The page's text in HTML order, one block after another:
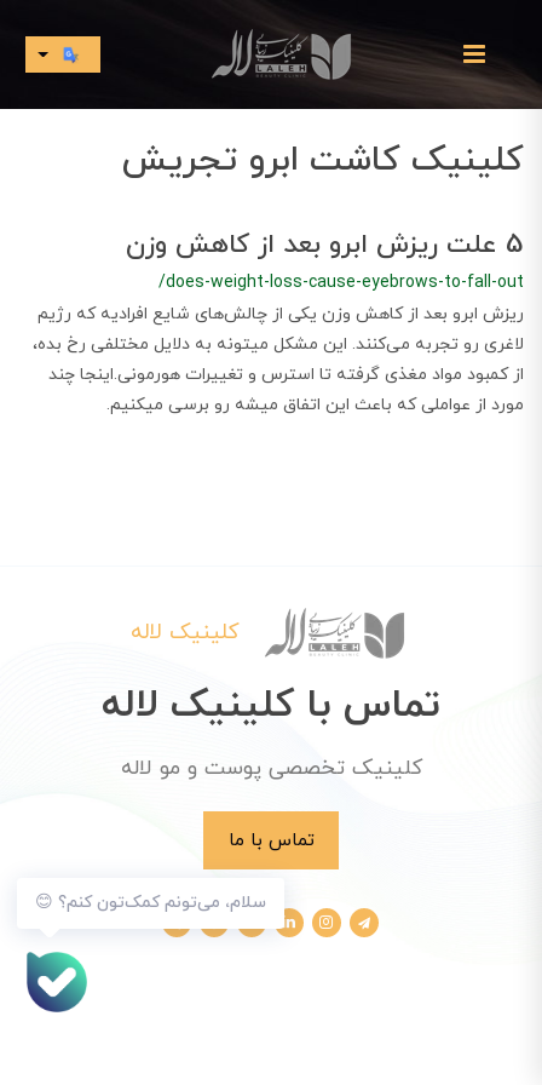
کلینیک کاشت ابرو تجریش
5 علت ریزش ابرو بعد از کاهش وزن
/does-weight-loss-cause-eyebrows-to-fall-out
ریزش ابرو بعد از کاهش وزن یکی از چالش‌های شایع افرادیه که رژیم
لاغری رو تجربه می‌کنند. این مشکل میتونه به دلایل مختلفی رخ بده،
از کمبود مواد مغذی گرفته تا استرس و تغییرات هورمونی.اینجا چند
مورد از عواملی که باعث این اتفاق میشه رو برسی میکنیم.
سلام، می‌تونم کمک‌تون کنم؟ 😊
کلینیک لاله
تماس با کلینیک لاله
کلینیک تخصصی پوست و مو لاله
تماس با ما